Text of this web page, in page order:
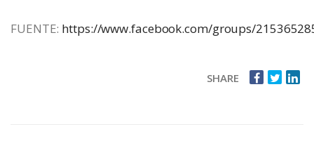
FUENTE: https://www.facebook.com/groups/
SHARE